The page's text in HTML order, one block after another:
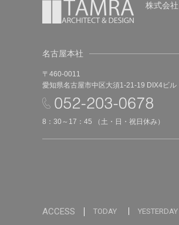
株式会
名古屋本社
〒460-0011
愛知県名古屋市中区大須1-21-19 DIX4ビル
8：30～17：45 （土・日・祝日休み）
ACCESS TODAY YESTERDAY